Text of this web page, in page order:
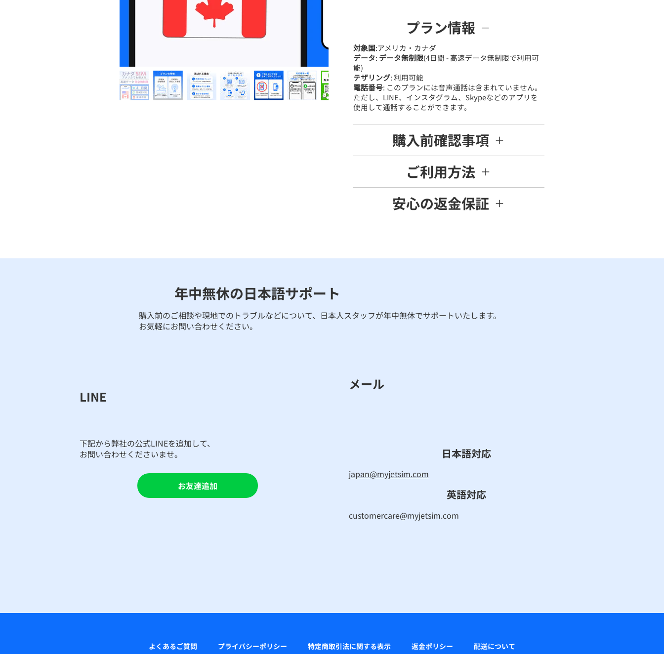
プラン情報
対象国:アメリカ・カナダ
データ: データ無制限(4日間 - 高速データ無制限で利用可
能)
テザリング: 利用可能
電話番号: このプランには音声通話は含まれていません。
ただし、LINE、インスタグラム、Skypeなどのアプリを
使用して通話することができます。
購入前確認事項
ご利用方法
安心の返金保証
よくあるご質問 プライバシーポリシー 特定商取引法に関する表示 返金ポリシー 配送について
LINE
お友達追加
​下記から弊社の公式LINEを追加して、
お問い合わせくださいませ。
メール
​日本語対応
japan@myjetsim.com
英語対応
customercare@myjetsim.com
年中無休の日本語サポート
購入前のご相談や現地でのトラブルなどについて、日本人スタッフが年中無休でサポートいたします。
お気軽にお問い合わせください。